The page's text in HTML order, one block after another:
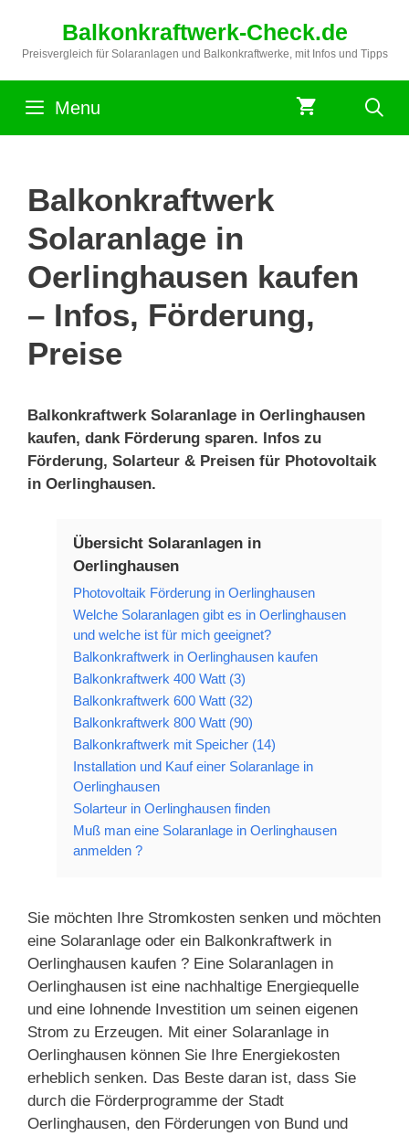
springen
Balkonkraftwerk-Check.de
Preisvergleich für Solaranlagen und Balkonkraftwerke, mit Infos und Tipps
Menu
Balkonkraftwerk
Solaranlage in
Oerlinghausen kaufen
– Infos, Förderung,
Preise
Balkonkraftwerk Solaranlage in Oerlinghausen
kaufen, dank Förderung sparen. Infos zu
Förderung, Solarteur & Preisen für Photovoltaik
in Oerlinghausen.
Übersicht Solaranlagen in
Oerlinghausen
Photovoltaik Förderung in Oerlinghausen
Welche Solaranlagen gibt es in Oerlinghausen
und welche ist für mich geeignet?
Balkonkraftwerk in Oerlinghausen kaufen
Balkonkraftwerk 400 Watt (3)
Balkonkraftwerk 600 Watt (32)
Balkonkraftwerk 800 Watt (90)
Balkonkraftwerk mit Speicher (14)
Installation und Kauf einer Solaranlage in
Oerlinghausen
Solarteur in Oerlinghausen finden
Muß man eine Solaranlage in Oerlinghausen
anmelden ?
Sie möchten Ihre Stromkosten senken und möchten
eine Solaranlage oder ein Balkonkraftwerk in
Oerlinghausen kaufen ? Eine Solaranlagen in
Oerlinghausen ist eine nachhaltige Energiequelle
und eine lohnende Investition um seinen eigenen
Strom zu Erzeugen. Mit einer Solaranlage in
Oerlinghausen können Sie Ihre Energiekosten
erheblich senken. Das Beste daran ist, dass Sie
durch die Förderprogramme der Stadt
Oerlinghausen, den Förderungen von Bund und